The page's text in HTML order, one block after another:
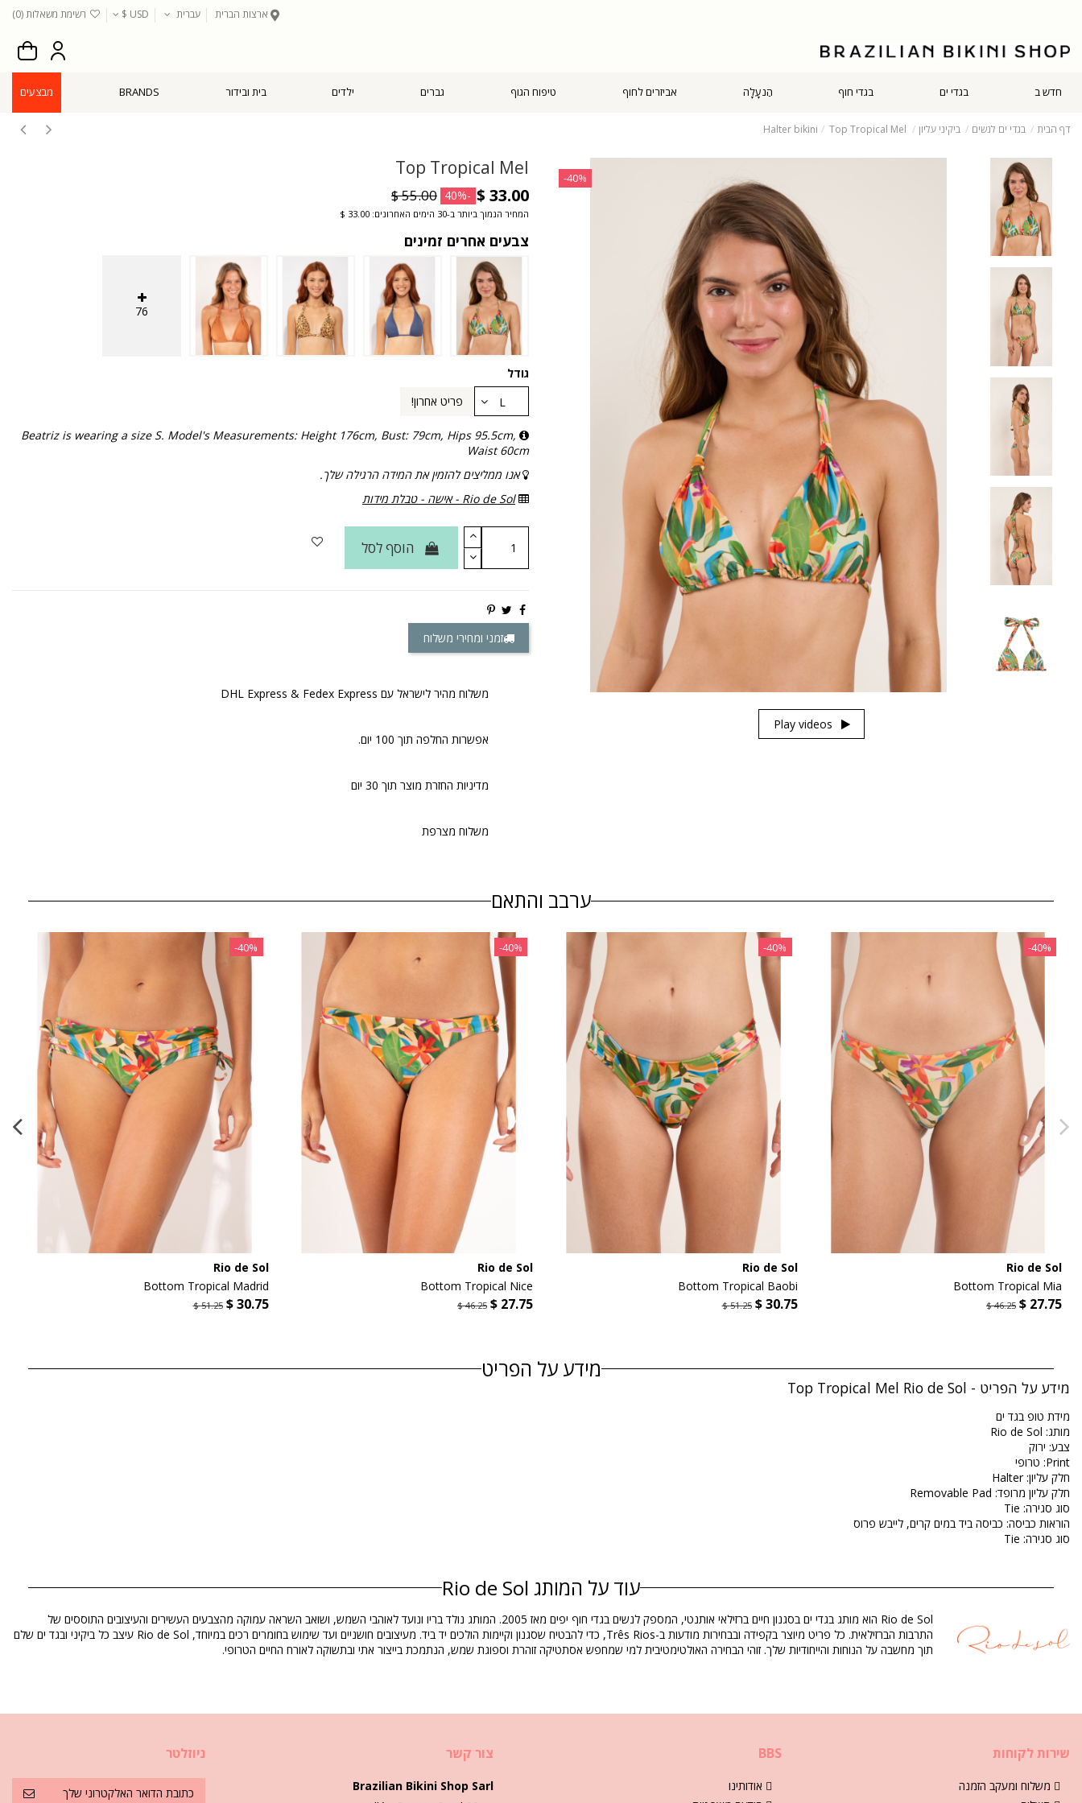
ארצות הברית עברית USD $ רשימת משאלות (0
)
חדש ב בגדי ים בגדי חוף הַנעָלָה אביזרים לחוף טיפוח הגוף גברים ילדים בית ובידור BRANDS מבצעים
דף הבית בגדי ים לנשים ביקיני עליון Halter bikini Top Tropical Mel
‎-40%
Top Tropical Mel
-40%
המחיר הנמוך ביותר ב-30 הימים האחרונים: ‏33.00 $
צבעים אחרים זמינים
76
גודל
פריט אחרון!
Beatriz is wearing a size S. Model's Measurements: Height 176cm, Bust: 79cm, Hips 95.5cm,
Waist 60cm
אנו ממליצים להזמין את המידה הרגילה שלך.
Rio de Sol - אישה - טבלת מידות
הוסף לסל
זמני ומחירי משלוח
משלוח מהיר לישראל עם DHL Express & Fedex Express
אפשרות החלפה תוך 100 יום.
מדיניות החזרת מוצר תוך 30 יום
משלוח מצרפת
ערבב והתאם
‎-40%
Rio de Sol
Bottom Tropical Mia
‎-40%
Rio de Sol
Bottom Tropical Baobi
‏30.75 $
‏51.25 $
‎-40%
Rio de Sol
Bottom Tropical Nice
‎-40%
Rio de Sol
Bottom Tropical Madrid
‏30.75 $
‏51.25 $
מידע על הפריט
מידע על הפריט - Top Tropical Mel Rio de Sol
מידת טופ בגד ים
מותג: Rio de Sol
צבע: ירוק
Print: טרופי
חלק עליון: Halter
חלק עליון מרופד: Removable Pad
סוג סגירה: Tie
הוראות כביסה: כביסה ביד במים קרים, לייבש פרוס
סוג סגירה: Tie
הרכב
הרכב: 84% Biodegradable Nylon (AMNI SOUL ECO), 16% Spandex (LYCRA) - OEKO-TEX - Chlorine Resistant
בטנה: 84% Biodegradable Nylon (AMNI SOUL ECO), 16% Spandex (LYCRA) - OEKO-TEX - Chlorine Resistant
SKU: 1981123823
משקל: 55g / 0.12lb / 1.94oz
ההדפסה אינה מדויקת ועלולה להשתנות בהתאם ‏לגזירה
עוד על המותג Rio de Sol
Rio de Sol הוא מותג בגדי ים בסגנון חיים ברזילאי אותנטי, המספק לנשים בגדי חוף יפים מאז 2005. המותג נולד בריו ונועד לאוהבי השמש, ושואב השראה עמוקה מהצבעים העשירים והעיצובים התוססים של
התרבות הברזילאית. כל פריט מיוצר בקפידה ובבחירות מודעות ב-Três Rios, כדי להבטיח שסגנון וקיימות הולכים יד ביד. מעיצובים חושניים ועד שימוש בחומרים רכים במיוחד, Rio de Sol עיצב כל ביקיני ובגד ים שלם
תוך מחשבה על הנוחות והייחודיות שלך. זוהי הבחירה האולטימטיבית למי שמחפש אסתטיקה זוהרת וספוגת שמש, הנתמכת בייצור אתי ובתשוקה לאורח החיים הטרופי.
שירות לקוחות
משלוח ומעקב הזמנה
BBS
אודותינו
צור קשר
Brazilian Bikini Shop Sarl
ניוזלטר